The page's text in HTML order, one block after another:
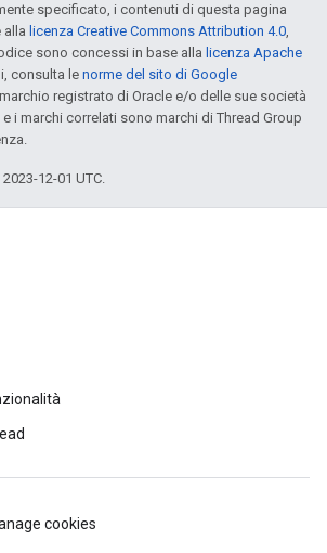
specificato, i contenuti di questa pagina
alla licenza Creative Commons Attribution 4.0,
sono concessi in base alla licenza Apache
consulta lenorme del sito di Google
registrato di Oracle e/o delle sue società
e i marchi correlati sono marchi di Thread Group
12-01 UTC.
cookies